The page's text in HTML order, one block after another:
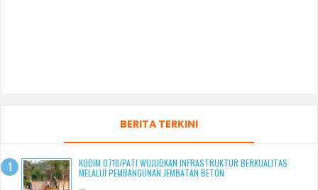
BERITA TERKINI
KODIM 0718/PATI WUJUDKAN INFRASTRUKTUR BERKUALITAS
MELALUI PEMBANGUNAN JEMBATAN BETON